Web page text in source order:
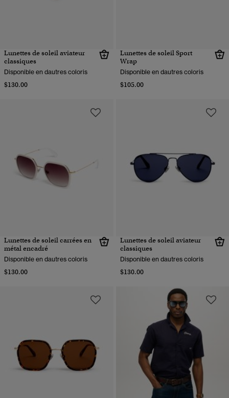
Lunettes de soleil aviateur
classiques
Disponible en dautres coloris
$130.00
Lunettes de soleil Sport
Wrap
Disponible en dautres coloris
$105.00
Lunettes de soleil carrées en
métal encadré
Disponible en dautres coloris
$130.00
Lunettes de soleil aviateur
classiques
Disponible en dautres coloris
$130.00